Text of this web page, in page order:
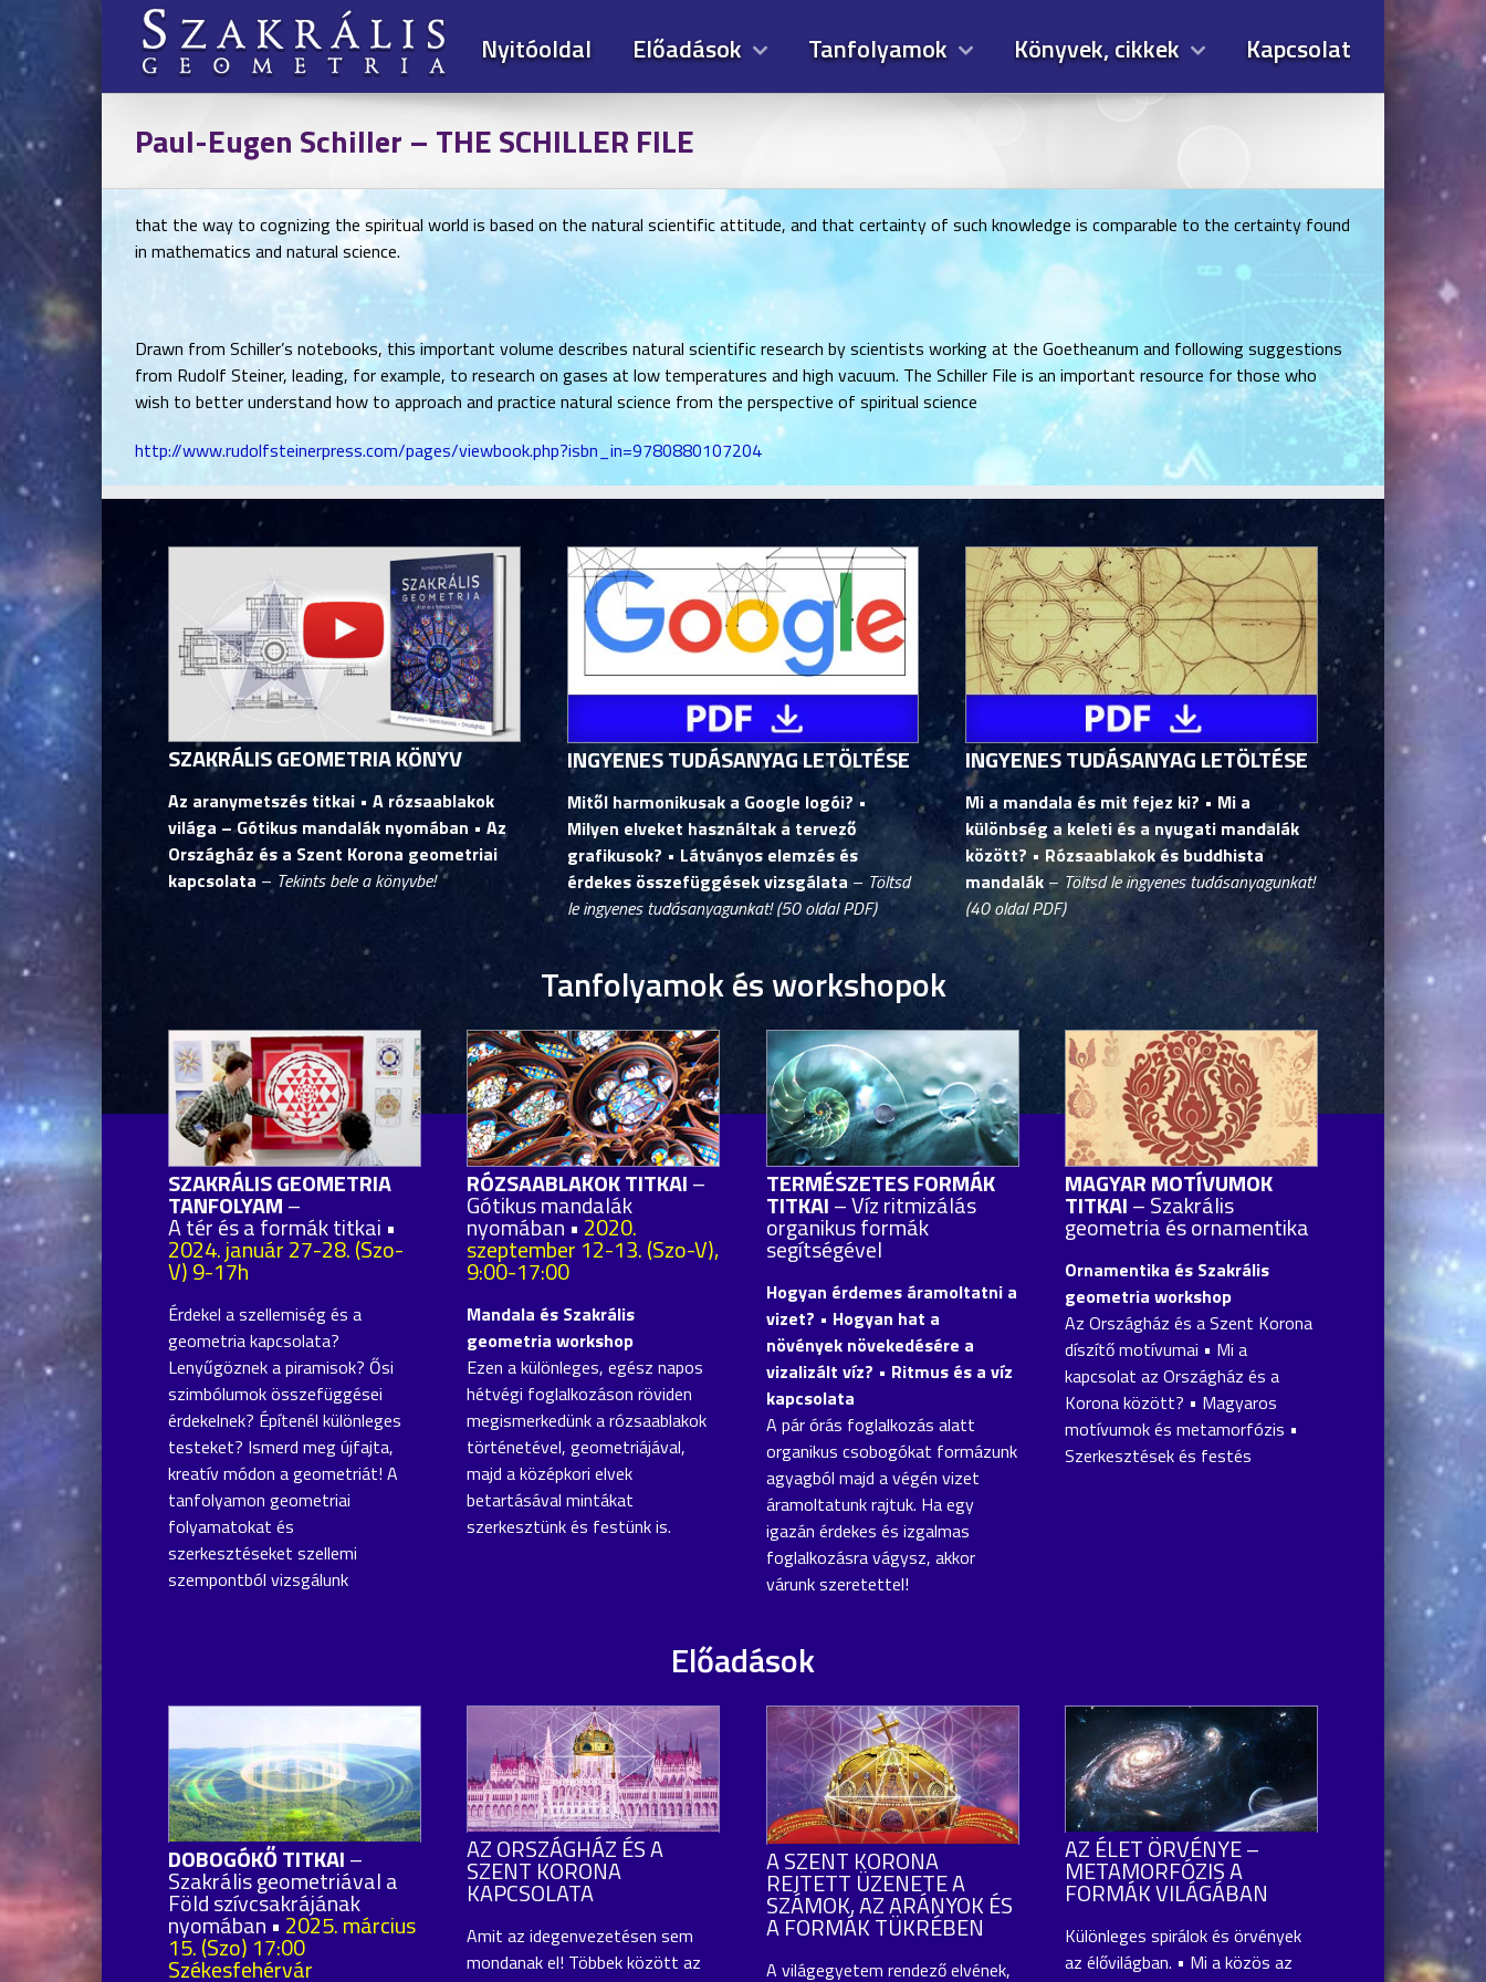
Nyitóoldal Előadások Tanfolyamok Könyvek, cikkek Kapcsolat
Paul-Eugen Schiller – THE SCHILLER FILE
that the way to cognizing the spiritual world is based on the natural scientific attitude, and that certainty of such knowledge is comparable to the certainty found
in mathematics and natural science.
Drawn from Schiller’s notebooks, this important volume describes natural scientific research by scientists working at the Goetheanum and following suggestions
from Rudolf Steiner, leading, for example, to research on gases at low temperatures and high vacuum. The Schiller File is an important resource for those who
wish to better understand how to approach and practice natural science from the perspective of spiritual science
http://www.rudolfsteinerpress.com/pages/viewbook.php?isbn_in=9780880107204
SZAKRÁLIS GEOMETRIA KÖNYV
Az aranymetszés titkai • A rózsaablakok
világa – Gótikus mandalák nyomában • Az
Országház és a Szent Korona geometriai
kapcsolata – Tekints bele a könyvbe!
INGYENES TUDÁSANYAG LETÖLTÉSE
Mitől harmonikusak a Google logói? •
Milyen elveket használtak a tervező
grafikusok? • Látványos elemzés és
érdekes összefüggések vizsgálata – Töltsd
le ingyenes tudásanyagunkat! (50 oldal PDF)
INGYENES TUDÁSANYAG LETÖLTÉSE
Mi a mandala és mit fejez ki? • Mi a
különbség a keleti és a nyugati mandalák
között? • Rózsaablakok és buddhista
mandalák – Töltsd le ingyenes tudásanyagunkat!
(40 oldal PDF)
Tanfolyamok és workshopok
SZAKRÁLIS GEOMETRIA
TANFOLYAM–
A tér és a formák titkai •
2024. január 27-28. (Szo-
V) 9-17h
Érdekel a szellemiség és a
geometria kapcsolata?
Lenyűgöznek a piramisok? Ősi
szimbólumok összefüggései
érdekelnek? Építenél különleges
testeket? Ismerd meg újfajta,
kreatív módon a geometriát! A
tanfolyamon geometriai
folyamatokat és
szerkesztéseket szellemi
szempontból vizsgálunk
RÓZSAABLAKOK TITKAI–
Gótikus mandalák
nyomában • 2020.
szeptember 12-13. (Szo-V),
9:00-17:00
Mandala és Szakrális
geometria workshop
Ezen a különleges, egész napos
hétvégi foglalkozáson röviden
megismerkedünk a rózsaablakok
történetével, geometriájával,
majd a középkori elvek
betartásával mintákat
szerkesztünk és festünk is.
TERMÉSZETES FORMÁK
TITKAI– Víz ritmizálás
organikus formák
segítségével
Hogyan érdemes áramoltatni a
vizet? • Hogyan hat a
növények növekedésére a
vizalizált víz? • Ritmus és a víz
kapcsolata
A pár órás foglalkozás alatt
organikus csobogókat formázunk
agyagból majd a végén vizet
áramoltatunk rajtuk. Ha egy
igazán érdekes és izgalmas
foglalkozásra vágysz, akkor
várunk szeretettel!
MAGYAR MOTÍVUMOK
TITKAI– Szakrális
geometria és ornamentika
Ornamentika és Szakrális
geometria workshop
Az Országház és a Szent Korona
díszítő motívumai • Mi a
kapcsolat az Országház és a
Korona között? • Magyaros
motívumok és metamorfózis •
Szerkesztések és festés
Előadások
DOBOGÓKŐ TITKAI–
Szakrális geometriával a
Föld szívcsakrájának
nyomában • 2025. március
15. (Szo) 17:00
Székesfehérvár
AZ ORSZÁGHÁZ ÉS A
SZENT KORONA
KAPCSOLATA
Amit az idegenvezetésen sem
mondanak el! Többek között az
A SZENT KORONA
REJTETT ÜZENETE A
SZÁMOK, AZ ARÁNYOK ÉS
A FORMÁK TÜKRÉBEN
A világegyetem rendező elvének,
AZ ÉLET ÖRVÉNYE –
METAMORFÓZIS A
FORMÁK VILÁGÁBAN
Különleges spirálok és örvények
az élővilágban. • Mi a közös az